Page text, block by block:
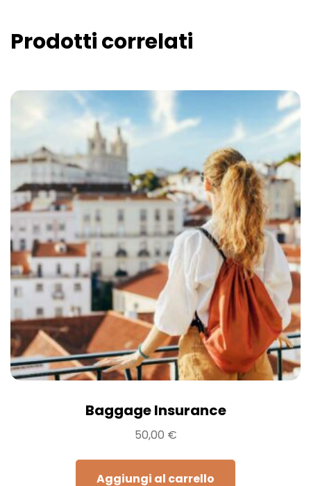
Prodotti correlati
Baggage Insurance
50,00 €
Aggiungi al carrello